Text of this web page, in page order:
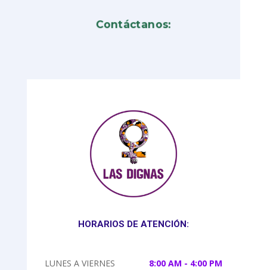
Contáctanos:
HORARIOS DE ATENCIÓN:
LUNES A VIERNES 8:00 AM - 4:00 PM